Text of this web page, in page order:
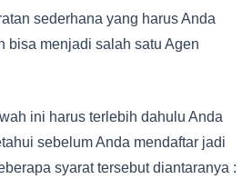
sederhana yang harus Anda
bisa menjadi salah satu Agen
ini harus terlebih dahulu Anda
sebelum Anda mendaftar jadi
syarat tersebut diantaranya :